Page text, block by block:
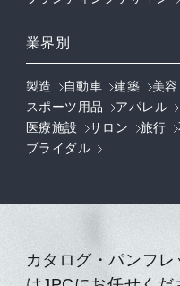
業界別
製造 自動車 建築 美容
スポーツ用品
アパレル
医療施設
サロン 旅行
ブライダル
カタログ・パンフ